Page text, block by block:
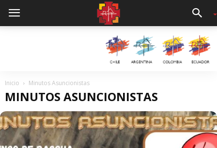
Inicio Minutos Asuncionistas
MINUTOS ASUNCIONISTAS